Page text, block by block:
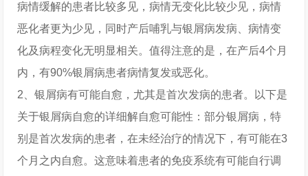
病情缓解的患者比较多见，病情无变化比较少见，病情
恶化者更为少见，同时产后哺乳与银屑病发病、病情变
化及病程变化无明显相关。值得注意的是，在产后4个月
内，有90%银屑病患者病情复发或恶化。
2、银屑病有可能自愈，尤其是首次发病的患者。以下是
关于银屑病自愈的详细解自愈可能性：部分银屑病，特
别是首次发病的患者，在未经治疗的情况下，有可能在3
个月之内自愈。这意味着患者的免疫系统有可能自行调